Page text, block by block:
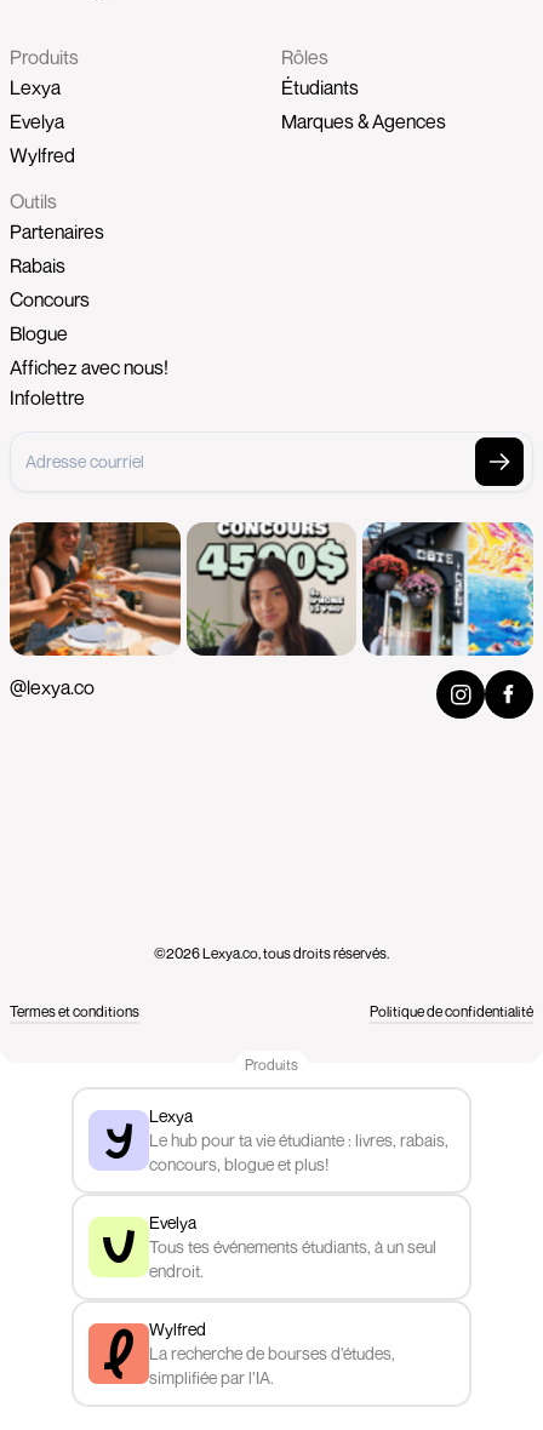
@lexya.co
Produits
Lexya
Evelya
Wylfred
Rôles
Étudiants
Marques & Agences
Outils
Partenaires
Rabais
Concours
Blogue
Affichez avec nous!
Infolettre
©2026 Lexya.co, tous droits réservés.
Termes et conditions Politique de confidentialité
Produits
Lexya
Le hub pour ta vie étudiante : livres, rabais,
concours, blogue et plus!
Evelya
Tous tes événements étudiants, à un seul
endroit.
Wylfred
La recherche de bourses d’études,
simplifiée par l’IA.